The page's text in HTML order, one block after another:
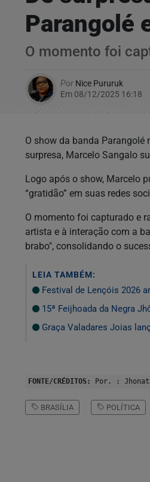
Parangolé
O momento foi
Por Nice Pururuk
Em 08/12/2025 16:18
O show da banda Parangolé
surpresa, Marcelo Sangalo
Logo após o show, Marcelo
“gratidão” em suas redes
O momento foi capturado e
artista e à interação com a
brabo", consolidando o
LEIA TAMBÉM:
Festival de Lençóis 2026
15ª Feijhoada da Negra
Graça Valadares Joias
FONTE/CRÉDITOS: Por. :
BRASÍLIA POLÍTICA